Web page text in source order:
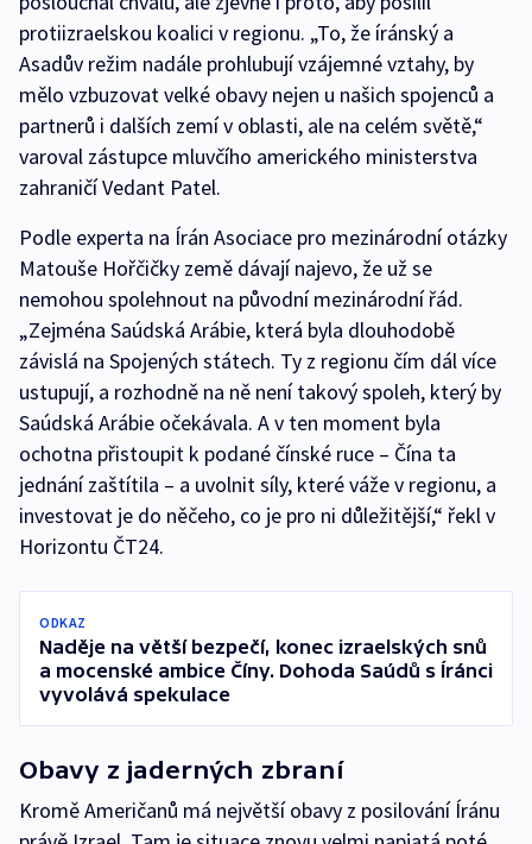
protiizraelskou koalici v regionu. „To, že íránský a
Asadův režim nadále prohlubují vzájemné vztahy, by
mělo vzbuzovat velké obavy nejen u našich spojenců a
partnerů i dalších zemí v oblasti, ale na celém světě,“
varoval zástupce mluvčího amerického ministerstva
zahraničí Vedant Patel.
Podle experta na Írán Asociace pro mezinárodní otázky
Matouše Hořčičky země dávají najevo, že už se
nemohou spolehnout na původní mezinárodní řád.
„Zejména Saúdská Arábie, která byla dlouhodobě
závislá na Spojených státech. Ty z regionu čím dál více
ustupují, a rozhodně na ně není takový spoleh, který by
Saúdská Arábie očekávala. A v ten moment byla
ochotna přistoupit k podané čínské ruce – Čína ta
jednání zaštítila – a uvolnit síly, které váže v regionu, a
investovat je do něčeho, co je pro ni důležitější,“ řekl v
Horizontu ČT24.
ODKAZ
Naděje na větší bezpečí, konec izraelských snů
a mocenské ambice Číny. Dohoda Saúdů s Íránci
vyvolává spekulace
Obavy z jaderných zbraní
Kromě Američanů má největší obavy z posilování Íránu